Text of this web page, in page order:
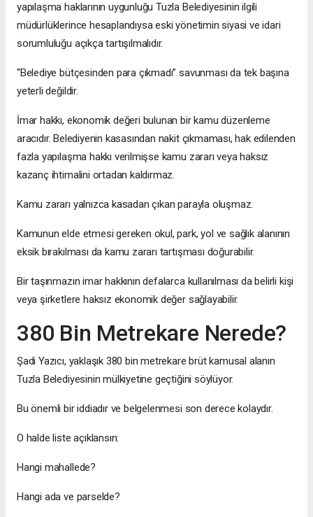
yapılaşma haklarının uygunluğu Tuzla Belediyesinin ilgili
müdürlüklerince hesaplandıysa eski yönetimin siyasi ve idari
sorumluluğu açıkça tartışılmalıdır.
“Belediye bütçesinden para çıkmadı” savunması da tek başına
yeterli değildir.
İmar hakkı, ekonomik değeri bulunan bir kamu düzenleme
aracıdır. Belediyenin kasasından nakit çıkmaması, hak edilenden
fazla yapılaşma hakkı verilmişse kamu zararı veya haksız
kazanç ihtimalini ortadan kaldırmaz.
Kamu zararı yalnızca kasadan çıkan parayla oluşmaz.
Kamunun elde etmesi gereken okul, park, yol ve sağlık alanının
eksik bırakılması da kamu zararı tartışması doğurabilir.
Bir taşınmazın imar hakkının defalarca kullanılması da belirli kişi
veya şirketlere haksız ekonomik değer sağlayabilir.
380 Bin Metrekare Nerede?
Şadi Yazıcı, yaklaşık 380 bin metrekare brüt kamusal alanın
Tuzla Belediyesinin mülkiyetine geçtiğini söylüyor.
Bu önemli bir iddiadır ve belgelenmesi son derece kolaydır.
O halde liste açıklansın:
Hangi mahallede?
Hangi ada ve parselde?